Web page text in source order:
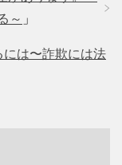
～ 」
は〜詐欺には法